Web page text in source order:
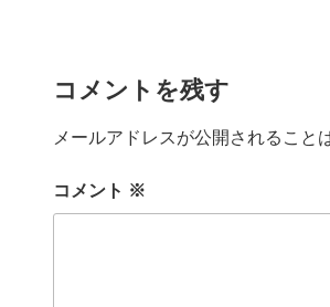
コメントを残す
メールアドレスが公開されること
コメント ※